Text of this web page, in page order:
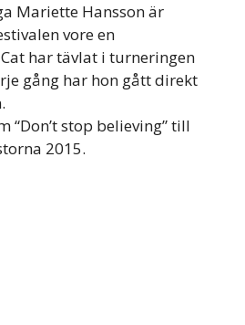
Mariette Hansson är
vore en
har tävlat i turneringen
gång har hon gått direkt
“Don’t stop believing” till
2015.